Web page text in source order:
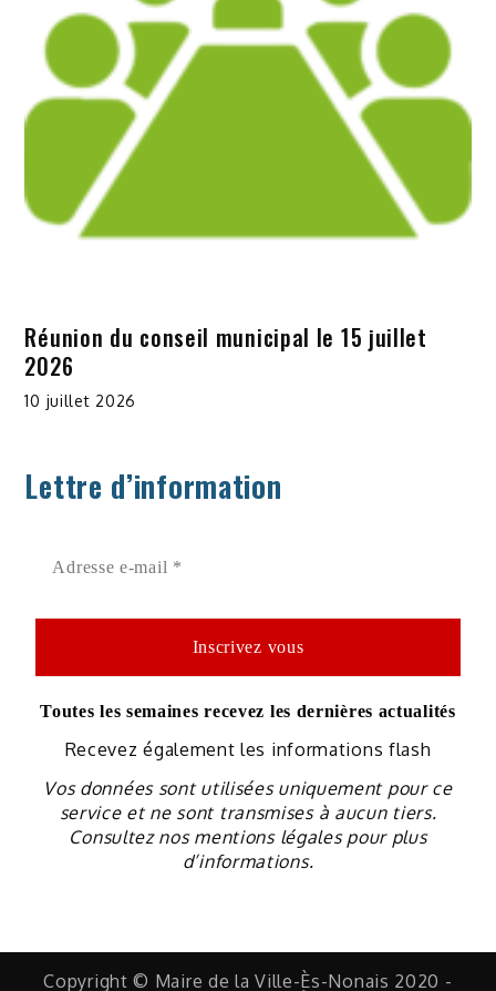
Réunion du conseil municipal le 15 juillet
2026
10 juillet 2026
Lettre d’information
Toutes les semaines recevez les dernières actualités
Recevez également les informations flash
Vos données sont utilisées uniquement pour ce
service et ne sont transmises à aucun tiers.
Consultez nos mentions légales pour plus
d’informations.
Copyright © Maire de la Ville-Ès-Nonais 2020 -